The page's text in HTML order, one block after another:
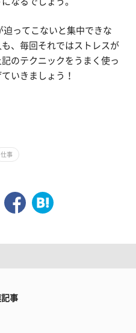
迫ってこないと集中できな
、毎回それではストレスが
のテクニックをうまく使っ
いきましょう！
仕事
記事